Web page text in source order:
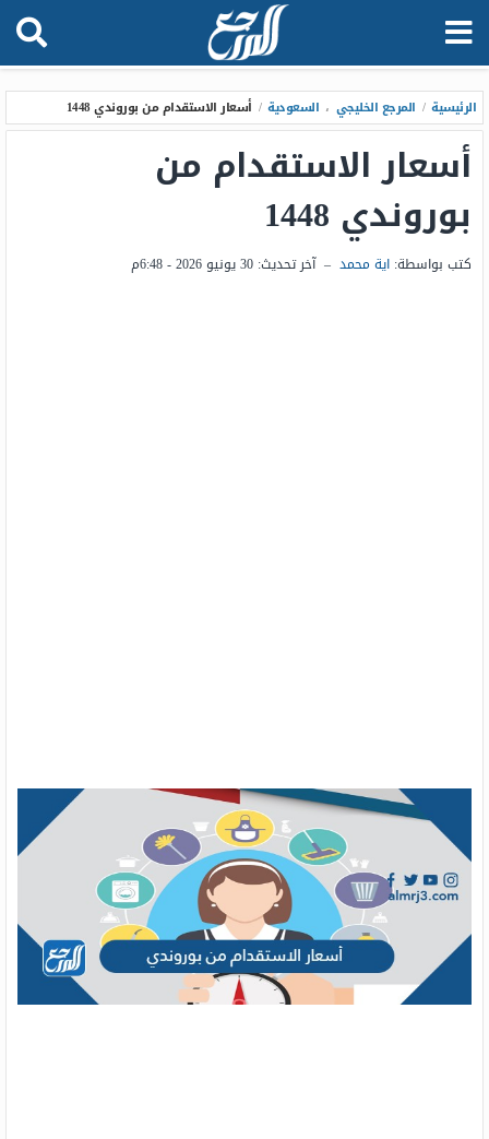
الرئيسية / المرجع الخليجي ، السعودية / أسعار الاستقدام من بوروندي 1448
أسعار الاستقدام من
بوروندي 1448
كتب بواسطة: اية محمد – آخر تحديث: 30 يونيو 2026 - 6:48م